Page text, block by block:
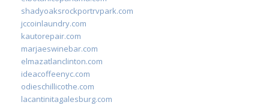
shadyoaksrockportrvpark.com
jccoinlaundry.com
kautorepair.com
marjaeswinebar.com
elmazatlanclinton.com
ideacoffeenyc.com
odieschillicothe.com
lacantinitagalesburg.com